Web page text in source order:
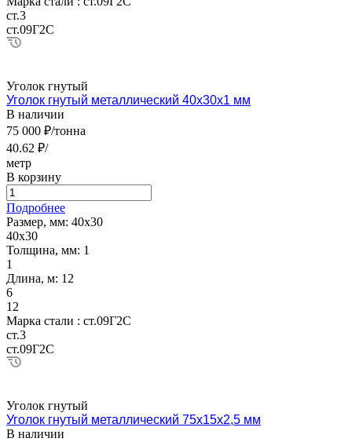
ст.3
ст.09Г2С
Уголок гнутый
Уголок гнутый металлический 40х30х1 мм
В наличии
75 000 ₽/тонна
40.62 ₽/
метр
В корзину
Подробнее
Размер, мм: 40х30
40х30
Толщина, мм: 1
1
Длина, м: 12
6
12
Марка стали : ст.09Г2С
ст.3
ст.09Г2С
Уголок гнутый
Уголок гнутый металлический 75х15х2,5 мм
В наличии